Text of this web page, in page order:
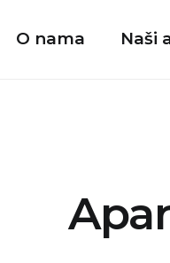
O nama Naši